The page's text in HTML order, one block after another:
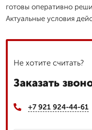
готовы оперативно
Актуальные условия
Не хотите считать?
Заказать
+7 921 924-44-61